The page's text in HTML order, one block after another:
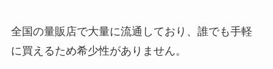
全国の量販店で大量に流通しており、誰でも手軽
に買えるため希少性がありません。